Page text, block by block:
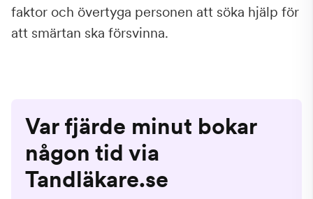
faktor och övertyga personen att söka hjälp för
att smärtan ska försvinna.
Var fjärde minut bokar
någon tid via
Tandläkare.se